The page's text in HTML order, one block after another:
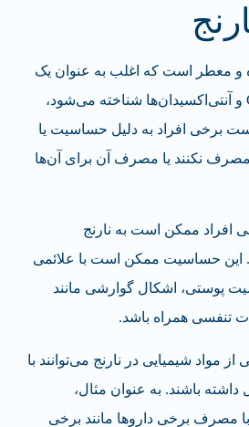
و معطر است که اغلب به عنوان یک
منبع عالی از ویتامین C و آنتی‌اکسیدان‌ها شناخته می‌شود،
برخی افراد به دلیل حساسیت یا
نکنند یا مصرف آن برای آن‌ها
افراد ممکن است به نارنج
این حساسیت ممکن است با علائمی
پوستی، اشکال گوارشی مانند
تنفسی همراه باشد.
از مواد شیمیایی در نارنج می‌توانند با
باشند. به عنوان مثال،
مصرف برخی داروها مانند برخی